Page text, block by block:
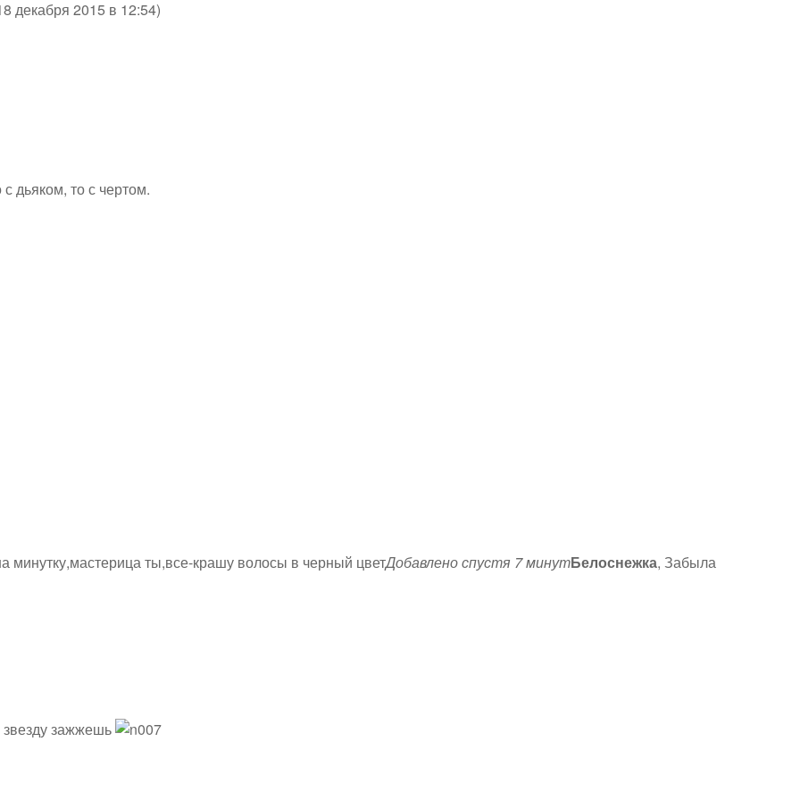
декабря 2015 в 12:54)
дьяком, то с чертом.
минутку,мастерица ты,все-крашу волосы в черный цветДобавлено спустя 7 минутБелоснежка, Забыла
зажжешь